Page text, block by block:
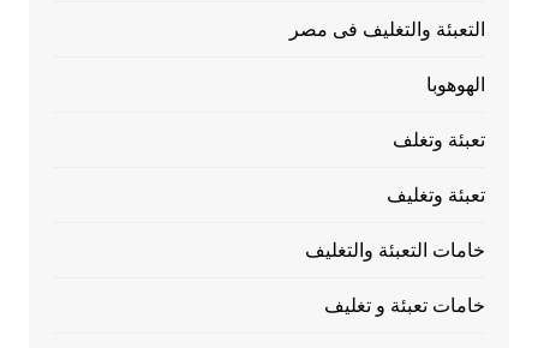
التعبئة والتغليف فى مصر
الهوهوبا
تعبئة وتغلف
تعبئة وتغليف
خامات التعبئة والتغليف
خامات تعبئة و تغليف